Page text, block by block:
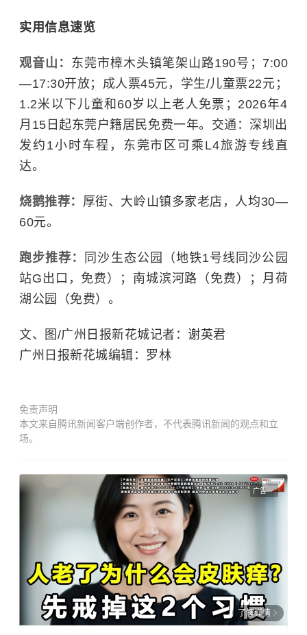
实用信息速览
观音山： 东莞市樟木头镇笔架山路190号；7:00
—17:30开放；成人票45元，学生/儿童票22元；
1.2米以下儿童和60岁以上老人免票；2026年4
月15日起东莞户籍居民免费一年。交通：深圳出
发约1小时车程，东莞市区可乘L4旅游专线直
达。
烧鹅推荐： 厚街、大岭山镇多家老店，人均30—
60元。
跑步推荐：
同沙生态公园（地铁1号线同沙公园
站G出口，免费）；南城滨河路（免费）；月荷
湖公园（免费）。
文、图/广州日报新花城记者：谢英君
广州日报新花城编辑：罗林
免责声明
本文来自腾讯新闻客户端创作者，不代表腾讯新闻的观点和立
场。
广告
了解详情